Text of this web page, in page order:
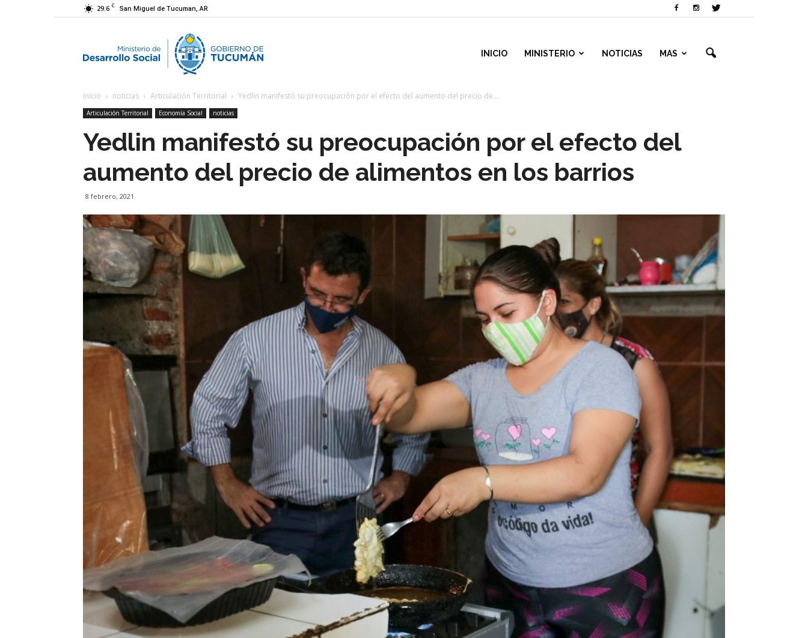
29.6 C San Miguel de Tucuman, AR
Ministerio
de
Desarrollo
INICIO MINISTERIO NOTICIAS MAS
Inicio noticias Articulación Territorial Yedlin manifestó su preocupación por el efecto del aumento del precio de...
Articulación Territorial Economía Social noticias
Yedlin manifestó su preocupación por el efecto del
aumento del precio de alimentos en los barrios
8 febrero, 2021